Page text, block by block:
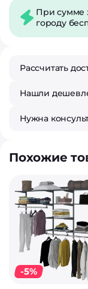
При сумме
городу
Рассчитать
Нашли
Нужна
Похожие
-5%